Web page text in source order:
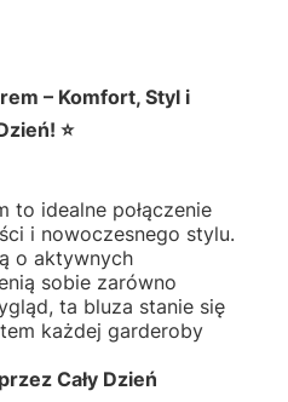
– Komfort, Styl i
⭐
to idealne połączenie
i nowoczesnego stylu.
o aktywnych
sobie zarówno
ta bluza stanie się
każdej garderoby
Cały Dzień